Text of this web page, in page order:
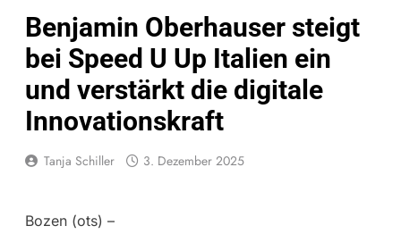
Benjamin Oberhauser steigt
bei Speed U Up Italien ein
und verstärkt die digitale
Innovationskraft
Tanja Schiller 3. Dezember 2025
Bozen (ots) –